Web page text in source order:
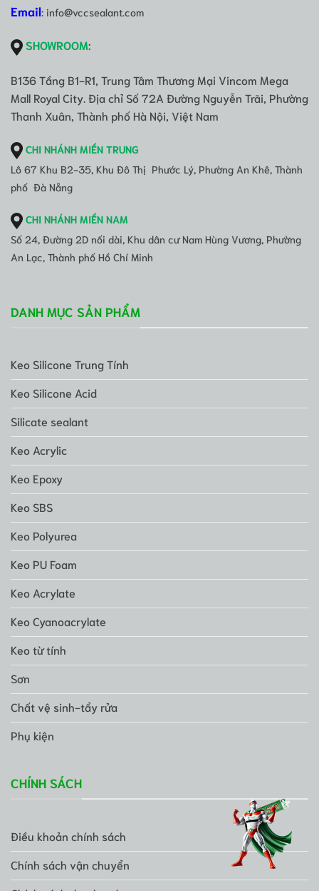
Email: info@vccsealant.com
SHOWROOM:
B136 Tầng B1-R1, Trung Tâm Thương Mại Vincom Mega
Mall Royal City. Địa chỉ Số 72A Đường Nguyễn Trãi, Phường
Thanh Xuân, Thành phố Hà Nội, Việt Nam
CHI NHÁNH MIỀN TRUNG
Lô 67 Khu B2-35, Khu Đô Thị Phước Lý, Phường An Khê, Thành
phố Đà Nẵng
CHI NHÁNH MIỀN NAM
Số 24, Đường 2D nối dài, Khu dân cư Nam Hùng Vương, Phường
An Lạc, Thành phố Hồ Chí Minh
DANH MỤC SẢN PHẨM
Keo Silicone Trung Tính
Keo Silicone Acid
Silicate sealant
Keo Acrylic
Keo Epoxy
Keo SBS
Keo Polyurea
Keo PU Foam
Keo Acrylate
Keo Cyanoacrylate
Keo từ tính
Sơn
Chất vệ sinh-tẩy rửa
Phụ kiện
CHÍNH SÁCH
Điều khoản chính sách
Chính sách vận chuyển